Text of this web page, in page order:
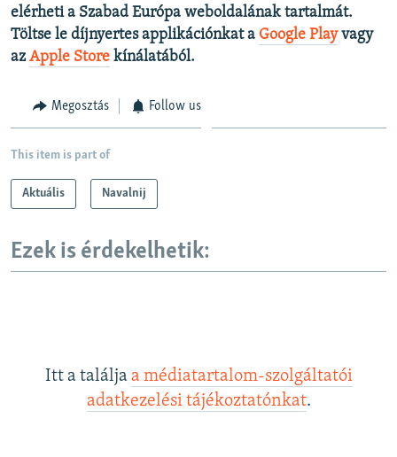
elérheti a Szabad Európa weboldalának tartalmát.
Töltse le díjnyertes applikációnkat a Google Playvagy
azApple Store kínálatából.
Megosztás Follow us
This item is part of
Aktuális Navalnij
Ezek is érdekelhetik:
Itt a találja a médiatartalom-szolgáltatói
adatkezelési tájékoztatónkat.